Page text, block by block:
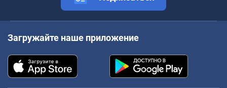
Загружайте наше приложение